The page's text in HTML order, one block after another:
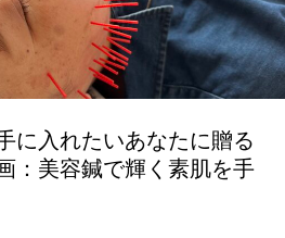
に入れたいあなたに贈る
：美容鍼で輝く素肌を手